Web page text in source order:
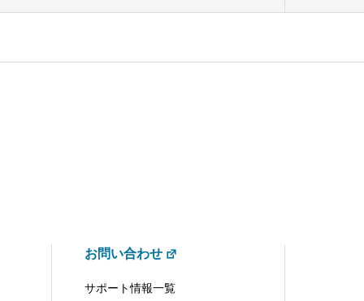
お問い合わせ
サポート情報一覧